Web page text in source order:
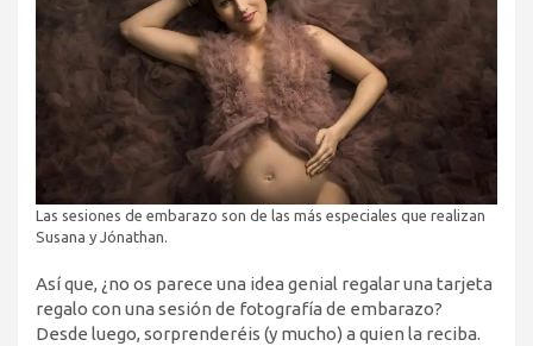
Las sesiones de embarazo son de las más especiales que realizan
Susana y Jónathan.
Así que, ¿no os parece una idea genial regalar una tarjeta
regalo con una sesión de fotografía de embarazo?
Desde luego, sorprenderéis (y mucho) a quien la reciba.